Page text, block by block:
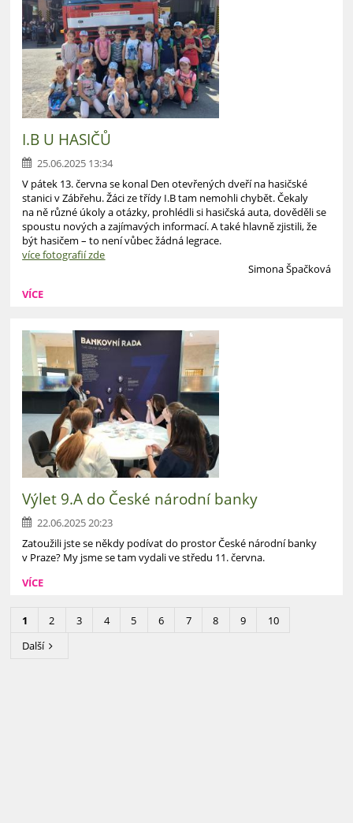
I.B U HASIČŮ
25.06.2025 13:34
V pátek 13. června se konal Den otevřených dveří na hasičské
stanici v Zábřehu. Žáci ze třídy I.B tam nemohli chybět. Čekaly
na ně různé úkoly a otázky, prohlédli si hasičská auta, dověděli se
spoustu nových a zajímavých informací. A také hlavně zjistili, že
být hasičem – to není vůbec žádná legrace.
více fotografií zde
Simona Špačková
VÍCE
Výlet 9.A do České národní banky
22.06.2025 20:23
Zatoužili jste se někdy podívat do prostor České národní banky
v Praze? My jsme se tam vydali ve středu 11. června.
VÍCE
1 2 3 4 5 6 7 8 9
10
Další